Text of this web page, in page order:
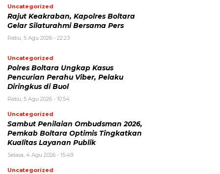
Uncategorized
Rajut Keakraban, Kapolres Boltara
Gelar Silaturahmi Bersama Pers
Rabu, 5 Agu 2026 - 22:23
Uncategorized
Polres Boltara Ungkap Kasus
Pencurian Perahu Viber, Pelaku
Diringkus di Buol
Rabu, 5 Agu 2026 - 10:54
Uncategorized
Sambut Penilaian Ombudsman 2026,
Pemkab Boltara Optimis Tingkatkan
Kualitas Layanan Publik
Selasa, 4 Agu 2026 - 15:49
Uncategorized